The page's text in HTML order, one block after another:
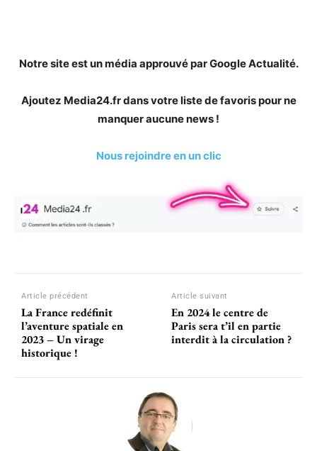
Notre site est un média approuvé par Google Actualité.
Ajoutez Media24.fr dans votre liste de favoris pour ne
manquer aucune news !
Nous rejoindre en un clic
Article précédent
La France redéfinit
l’aventure spatiale en
2023 – Un virage
historique !
Article suivant
En 2024 le centre de
Paris sera t’il en partie
interdit à la circulation ?